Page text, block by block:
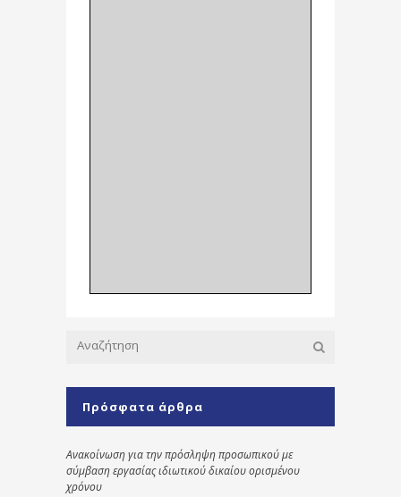
Πρόσφατα άρθρα
Ανακοίνωση για την πρόσληψη προσωπικού με
σύμβαση εργασίας ιδιωτικού δικαίου ορισμένου
χρόνου